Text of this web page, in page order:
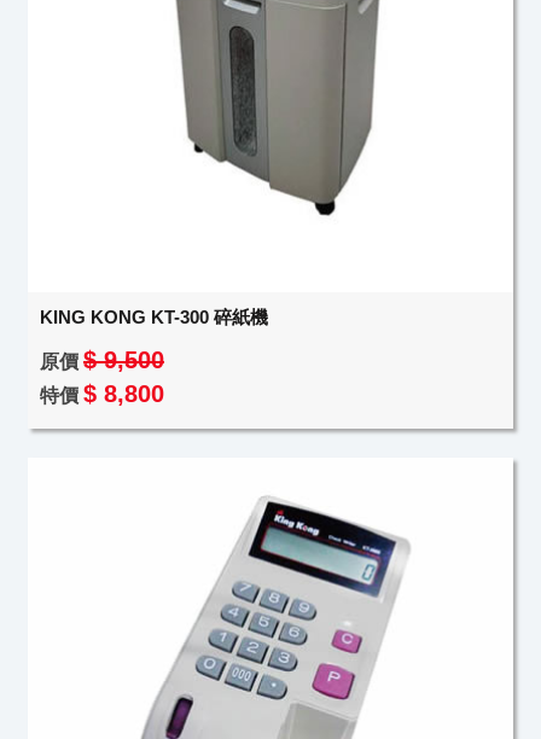
KING KONG KT-300 碎紙機
原價 $ 9,500
特價 $ 8,800